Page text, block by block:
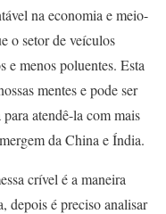
na economia e meio-
o setor de veículos
e menos poluentes. Esta
mentes e pode ser
atendê-la com mais
da China e Índia.
crível é a maneira
depois é preciso analisar